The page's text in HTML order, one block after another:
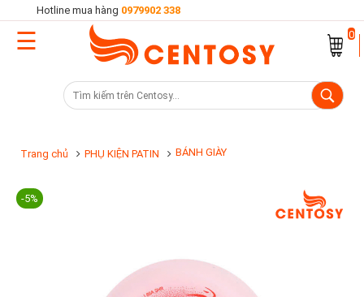
Trang
Hotline mua hàng 0979902 338
0
☰
Trang chủ PHỤ KIỆN PATIN BÁNH GIÀY
-5%